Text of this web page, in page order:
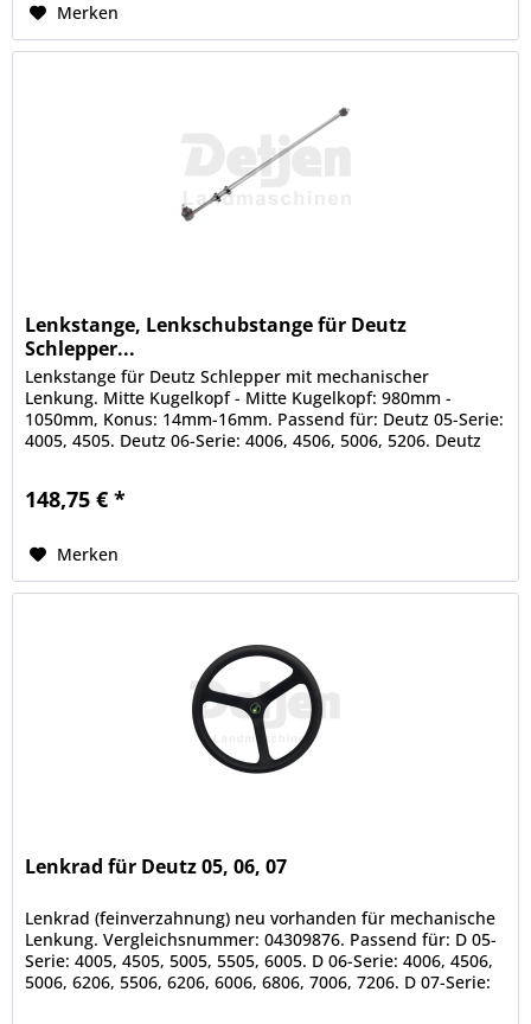
Merken
Lenkstange, Lenkschubstange für Deutz
Schlepper...
Lenkstange für Deutz Schlepper mit mechanischer
Lenkung. Mitte Kugelkopf - Mitte Kugelkopf: 980mm -
1050mm, Konus: 14mm-16mm. Passend für: Deutz 05-Serie:
4005, 4505. Deutz 06-Serie: 4006, 4506, 5006, 5206. Deutz
148,75 € *
Merken
Lenkrad für Deutz 05, 06, 07
Lenkrad (feinverzahnung) neu vorhanden für mechanische
Lenkung. Vergleichsnummer: 04309876. Passend für: D 05-
Serie: 4005, 4505, 5005, 5505, 6005. D 06-Serie: 4006, 4506,
5006, 6206, 5506, 6206, 6006, 6806, 7006, 7206. D 07-Serie: